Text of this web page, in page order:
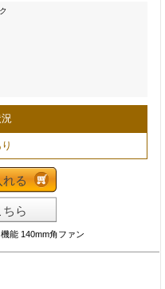
れる
ら
能 140mm角ファン